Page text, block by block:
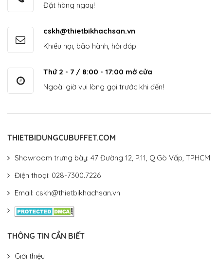
Đặt hàng ngay!
cskh@thietbikhachsan.vn
Khiếu nại, bảo hành, hỏi đáp
Thứ 2 - 7 / 8:00 - 17:00 mở cửa
Ngoài giờ vui lòng gọi trước khi đến!
THIETBIDUNGCUBUFFET.COM
Showroom trưng bày: 47 Đường 12, P.11, Q.Gò Vấp, TPHCM
Điện thoại: 028-7300.7226
Email: cskh@thietbikhachsan.vn
THÔNG TIN CẦN BIẾT
Giới thiệu